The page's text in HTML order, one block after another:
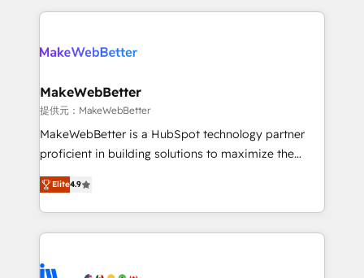
only firm in the world to hold Elite Partner
clients gain a unique advantage in CRM architecture,
market execution. Why B2B Businesses Choose RP: -
Secure: Soc2 compliant 🛡️ - Pricing: Implementations
starting at $1,5k 💵 - Speed: Launch in 14 days ⚡ -
Global: 75+ RPers across five continents 🌐 - Scale:
HubSpot Partner 🪴 - Sales Hub: More
implementations than any other Partner 💻 -
agency for an Ops problem. Don't hire a technical
MakeWebBetter
提供元：MakeWebBetter
MakeWebBetter is a HubSpot technology partner
proficient in building solutions to maximize the
operational efficiency of HubSpot. The fastest-
growing tech-enabler & facilitator, MakeWebBetter,
hands you the blend of HubSpot expertise &
eminent solutions & integrations. Trust us to
Elite Partners with 10+ years of HubSpot experience
Elite4.9